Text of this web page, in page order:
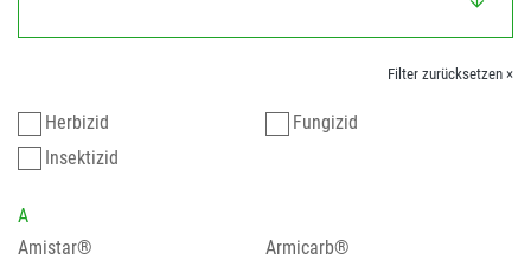
Filter zurücksetzen ×
Herbizid
Fungizid
Insektizid
A
Amistar®
Armicarb®